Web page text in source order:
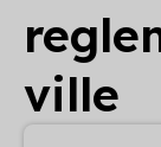
ville